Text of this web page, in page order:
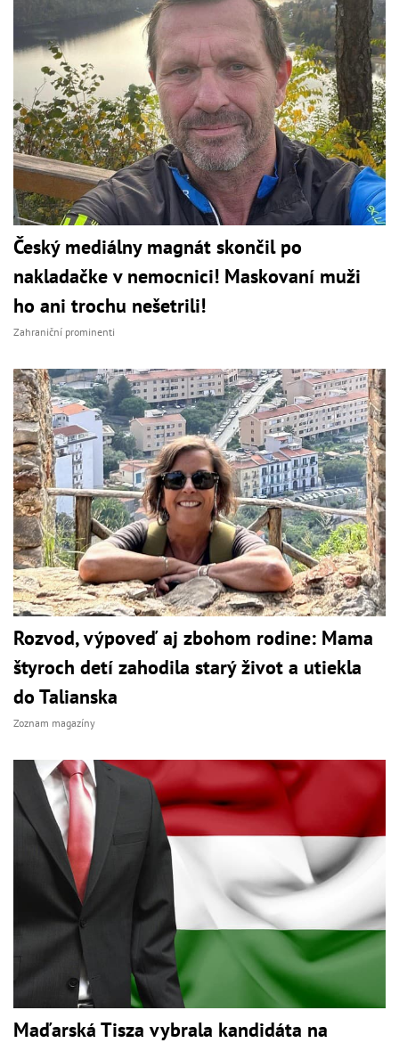
Český mediálny magnát skončil po
nakladačke v nemocnici! Maskovaní muži
ho ani trochu nešetrili!
Zahraniční prominenti
Rozvod, výpoveď aj zbohom rodine: Mama
štyroch detí zahodila starý život a utiekla
do Talianska
Zoznam magazíny
Maďarská Tisza vybrala kandidáta na